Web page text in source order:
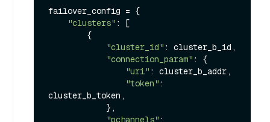
failover_config = {
"clusters" : [
"cluster_id" : cluster_b_id,
"connection_param" : {
"uri" : cluster_b_addr,
"token" :
cluster_b_token,
"pchannels" :